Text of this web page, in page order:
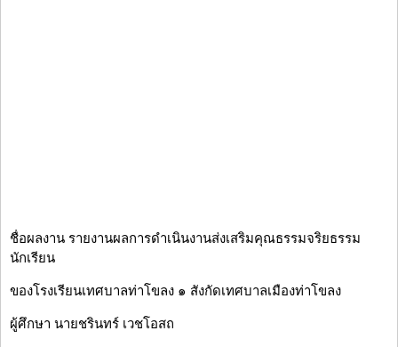
ชื่อผลงาน รายงานผลการดำเนินงานส่งเสริมคุณธรรมจริยธรรม
นักเรียน
ของโรงเรียนเทศบาลท่าโขลง ๑ สังกัดเทศบาลเมืองท่าโขลง
ผู้ศึกษา นายชรินทร์ เวชโอสถ